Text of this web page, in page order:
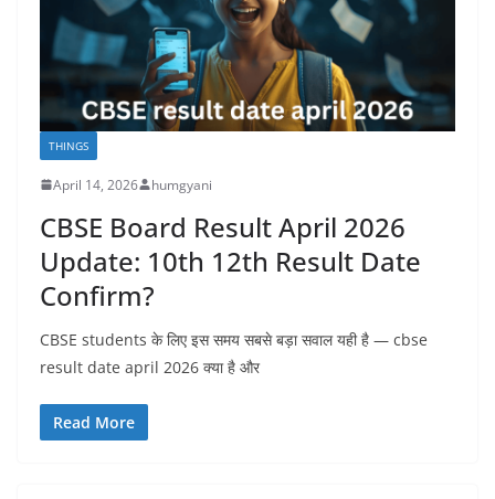
THINGS
April 14, 2026 humgyani
CBSE Board Result April 2026
Update: 10th 12th Result Date
Confirm?
CBSE students के लिए इस समय सबसे बड़ा सवाल यही है — cbse
result date april 2026 क्या है और
Read More